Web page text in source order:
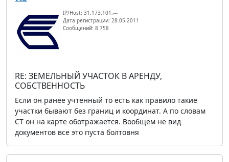
IP/Host: 31.173.101.---
Дата регистрации: 28.05.2011
Сообщений: 8 758
RE: ЗЕМЕЛЬНЫЙ УЧАСТОК В АРЕНДУ,
СОБСТВЕННОСТЬ
Если он ранее учтенный то есть как правило такие
участки бывают без границ и координат. А по словам
СТ он на карте оботражается. Вообщем не вид
документов все это пуста болтовня